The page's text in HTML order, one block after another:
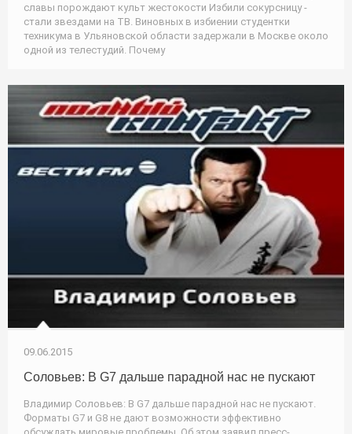
славы порождают культ жестокости Избили сокурсницу -
стали звездами на ТВ. Виновных в избиении студентки
техникума в Ульяновской области задержали в Москве около
одной из телестудий. Почему
09.06.2015
Соловьев: В G7 дальше парадной нас не пускают
Владимир Соловьев: В G7 дальше парадной нас не пускают.
Форматы G7 и G8 не дают возможности эффективно